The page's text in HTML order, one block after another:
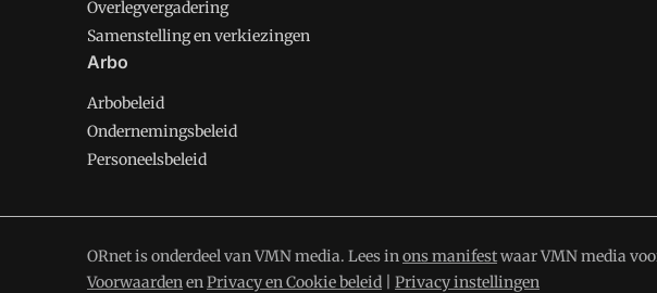
Overlegvergadering
Samenstelling en verkiezingen
Arbo
Arbobeleid
Ondernemingsbeleid
Personeelsbeleid
ORnet is onderdeel van VMN media. Lees inons manifestwaar VMN media
VoorwaardenenPrivacy en Cookie beleid Privacy instellingen